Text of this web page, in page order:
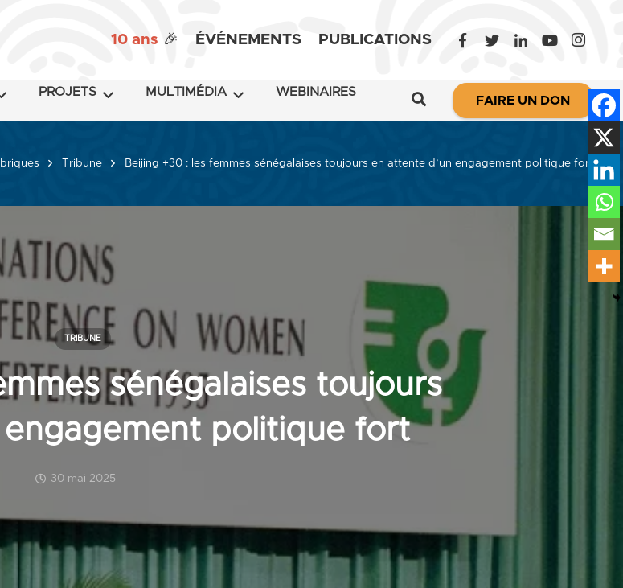
10 ans 🎉 ÉVÉNEMENTS PUBLICATIONS
PROJETS MULTIMÉDIA WEBINAIRES
FAIRE UN DON
Tribune Beijing +30 : les femmes sénégalaises toujours en attente d’un engagement politique fort
sénégalaises toujours
engagement politique fort
30 mai 2025
TRIBUNE